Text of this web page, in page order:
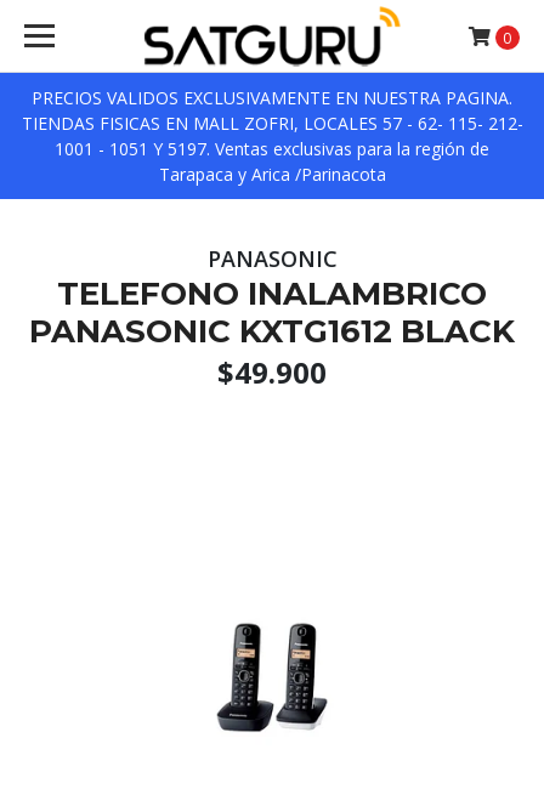
PRECIOS VALIDOS EXCLUSIVAMENTE EN NUESTRA PAGINA.
TIENDAS FISICAS EN MALL ZOFRI, LOCALES 57 - 62- 115- 212-
1001 - 1051 Y 5197. Ventas exclusivas para la región de
Tarapaca y Arica /Parinacota
0
PANASONIC
TELEFONO INALAMBRICO
PANASONIC KXTG1612 BLACK
$49.900